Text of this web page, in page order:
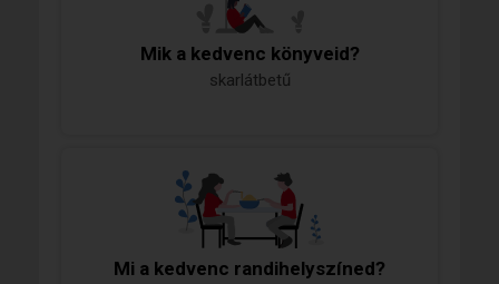
Mik a kedvenc könyveid?
skarlátbetű
Mi a kedvenc randihelyszíned?